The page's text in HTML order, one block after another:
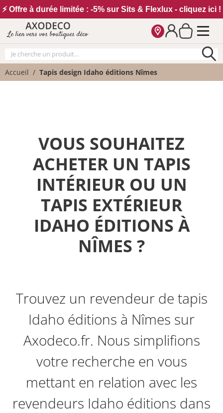
⚡ Offre à durée limitée : -5% sur Sits & Flexlux - cliquez ici !
Le lien vers vos boutiques déco
Accueil Tapis design Idaho éditions Nîmes
VOUS SOUHAITEZ
ACHETER UN TAPIS
INTÉRIEUR OU UN
TAPIS EXTÉRIEUR
IDAHO ÉDITIONS À
NÎMES ?
Trouvez un revendeur de tapis
Idaho éditions à Nîmes sur
Axodeco.fr. Nous simplifions
votre recherche en vous
mettant en relation avec les
revendeurs Idaho éditions dans
Vos paramètres cookies